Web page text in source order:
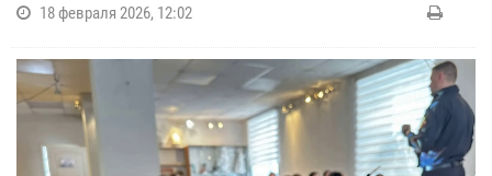
18 февраля 2026, 12:02